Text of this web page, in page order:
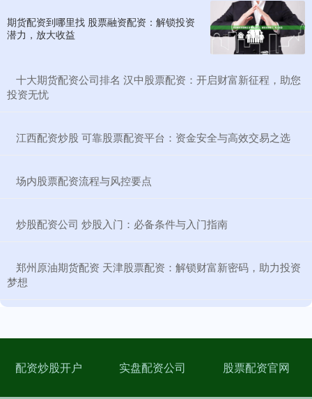
期货配资到哪里找 股票融资配资：解锁投资
潜力，放大收益
​十大期货配资公司排名 汉中股票配资：开启财富新征程，助您
投资无忧
​江西配资炒股 可靠股票配资平台：资金安全与高效交易之选
​场内股票配资流程与风控要点
​炒股配资公司 炒股入门：必备条件与入门指南
​郑州原油期货配资 天津股票配资：解锁财富新密码，助力投资
梦想
配资炒股开户 实盘配资公司 股票配资官网